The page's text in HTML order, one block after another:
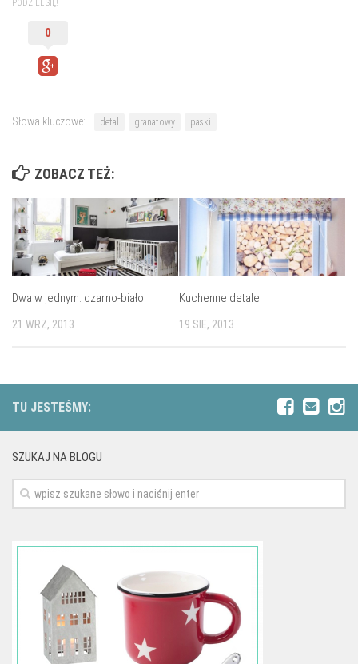
PODZIEL SIĘ!
0
Słowa kluczowe: detal granatowy paski
ZOBACZ TEŻ:
Dwa w jednym: czarno-biało
21 WRZ, 2013
Kuchenne detale
19 SIE, 2013
TU JESTEŚMY:
SZUKAJ NA BLOGU